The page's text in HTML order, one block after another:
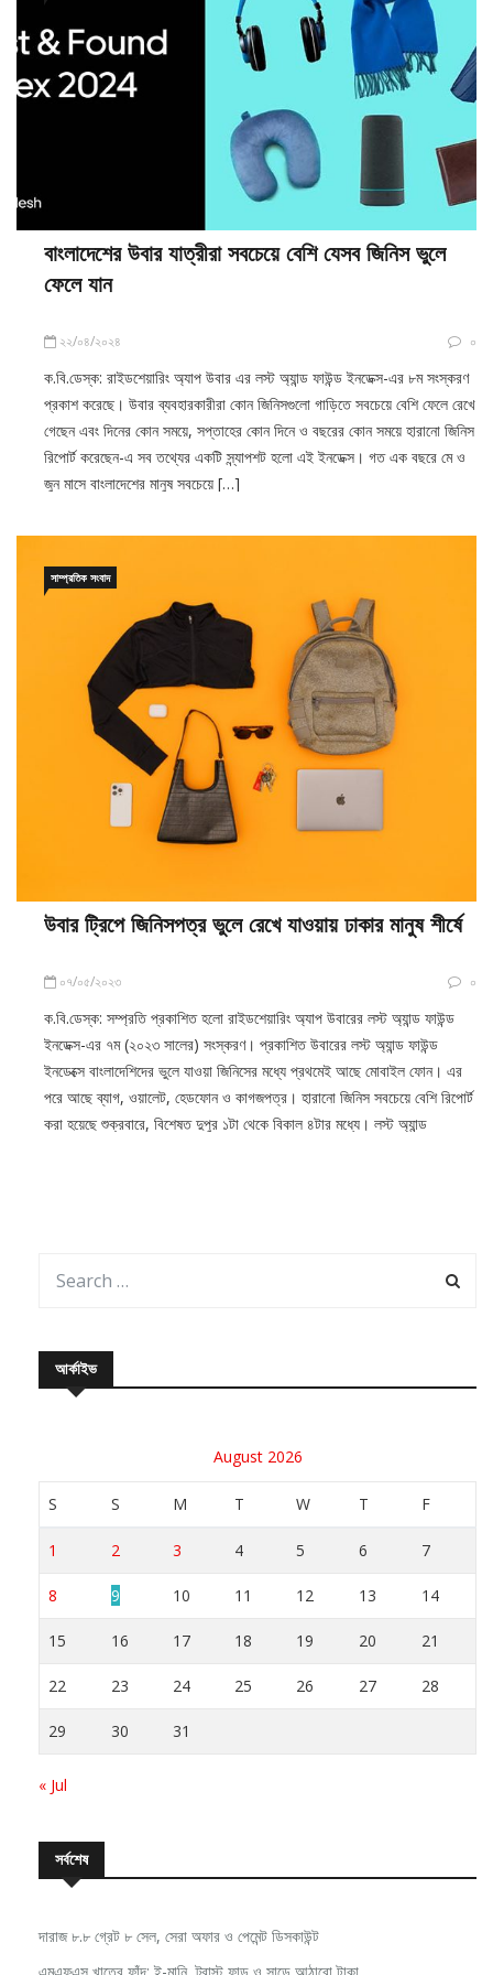
বাংলাদেশের উবার যাত্রীরা সবচেয়ে বেশি যেসব জিনিস ভুলে
ফেলে যান
২২/০৪/২০২৪ ০
ক.বি.ডেস্ক: রাইডশেয়ারিং অ্যাপ উবার এর লস্ট অ্যান্ড ফাউন্ড ইনডেক্স-এর ৮ম সংস্করণ
প্রকাশ করেছে। উবার ব্যবহারকারীরা কোন জিনিসগুলো গাড়িতে সবচেয়ে বেশি ফেলে রেখে
গেছেন এবং দিনের কোন সময়ে, সপ্তাহের কোন দিনে ও বছরের কোন সময়ে হারানো জিনিস
রিপোর্ট করেছেন-এ সব তথ্যের একটি স্ন্যাপশট হলো এই ইনডেক্স। গত এক বছরে মে ও
জুন মাসে বাংলাদেশের মানুষ সবচেয়ে […]
সাম্প্রতিক সংবাদ
উবার ট্রিপে জিনিসপত্র ভুলে রেখে যাওয়ায় ঢাকার মানুষ শীর্ষে
০৭/০৫/২০২৩ ০
ক.বি.ডেস্ক: সম্প্রতি প্রকাশিত হলো রাইডশেয়ারিং অ্যাপ উবারের লস্ট অ্যান্ড ফাউন্ড
ইনডেক্স-এর ৭ম (২০২৩ সালের) সংস্করণ। প্রকাশিত উবারের লস্ট অ্যান্ড ফাউন্ড
ইনডেক্সে বাংলাদেশিদের ভুলে যাওয়া জিনিসের মধ্যে প্রথমেই আছে মোবাইল ফোন। এর
পরে আছে ব্যাগ, ওয়ালেট, হেডফোন ও কাগজপত্র। হারানো জিনিস সবচেয়ে বেশি রিপোর্ট
করা হয়েছে শুক্রবারে, বিশেষত দুপুর ১টা থেকে বিকাল ৪টার মধ্যে। লস্ট অ্যান্ড
আর্কাইভ
August 2026
S S M T W T F
1 2 3 4 5 6 7
8 9 10 11 12 13 14
15 16 17 18 19 20 21
22 23 24 25 26 27 28
29 30 31
« Jul
সর্বশেষ
দারাজ ৮.৮ গ্রেট ৮ সেল, সেরা অফার ও পেমেন্ট ডিসকাউন্ট
এমএফএস খাতের ফাঁদ: ই-মানি, ট্রাস্ট ফান্ড ও সাড়ে আঠারো টাকা